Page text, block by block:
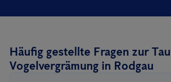
Häufig gestellte Fragen zur
Vogelvergrämung in Rodgau